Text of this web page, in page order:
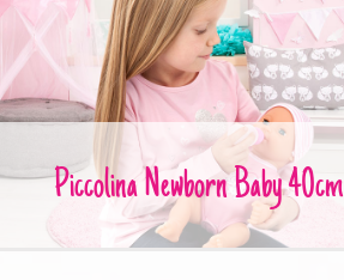
Piccolina Newborn Baby 40cm
Piccolina Newborn Baby 40cm